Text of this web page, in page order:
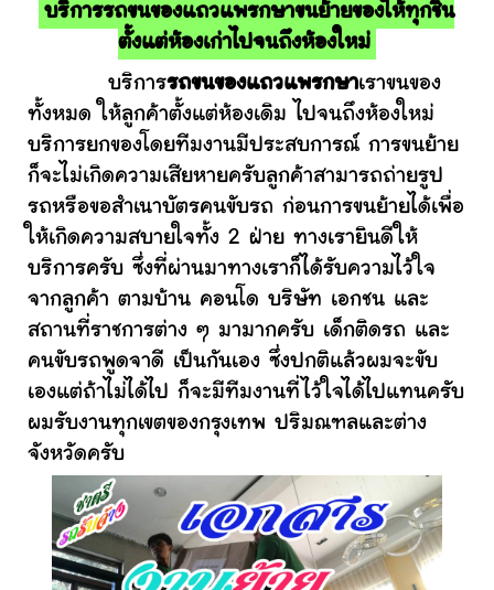
บริการรถขนของแถวแพรกษาขนย้ายของให้ทุกชิ้น
ตั้งแต่ห้องเก่าไปจนถึงห้องใหม่
บริการรถขนของแถวแพรกษาเราขนของ
ทั้งหมด ให้ลูกค้าตั้งแต่ห้องเดิม ไปจนถึงห้องใหม่
บริการยกของโดยทีมงานมีประสบการณ์ การขนย้าย
ก็จะไม่เกิดความเสียหายครับลูกค้าสามารถถ่ายรูป
รถหรือขอสำเนาบัตรคนขับรถ ก่อนการขนย้ายได้เพื่อ
ให้เกิดความสบายใจทั้ง 2 ฝ่าย ทางเรายินดีให้
บริการครับ ซึ่งที่ผ่านมาทางเราก็ได้รับความไว้ใจ
จากลูกค้า ตามบ้าน คอนโด บริษัท เอกชน และ
สถานที่ราชการต่าง ๆ มามากครับ เด็กติดรถ และ
คนขับรถพูดจาดี เป็นกันเอง ซึ่งปกติแล้วผมจะขับ
เองแต่ถ้าไม่ได้ไป ก็จะมีทีมงานที่ไว้ใจได้ไปแทนครับ
ผมรับงานทุกเขตของกรุงเทพ ปริมณฑลและต่าง
จังหวัดครับ